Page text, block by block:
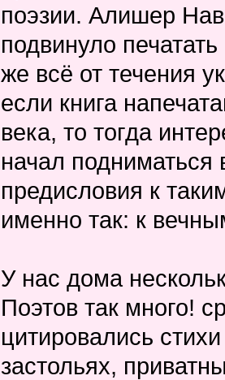
поэзии. Алишер
подвинуло
же всё от течения
если книга
века, то тогда
начал
предисловия к
именно так: к
У нас дома
Поэтов так много!
цитировались
застольях,